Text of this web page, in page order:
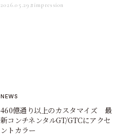
2026.05.29 #impression
NEWS
460億通り以上のカスタマイズ 最
新コンチネンタルGT/GTCにアクセ
ントカラー